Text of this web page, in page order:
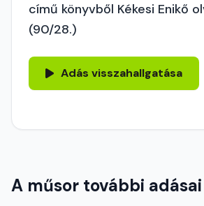
című könyvből Kékesi Enikő
(90/28.)
Adás visszahallgatása
A műsor további adásai